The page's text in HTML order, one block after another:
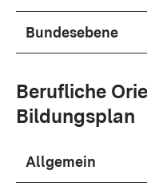
Bundesebene
Berufliche
Bildungsplan
Allgemein